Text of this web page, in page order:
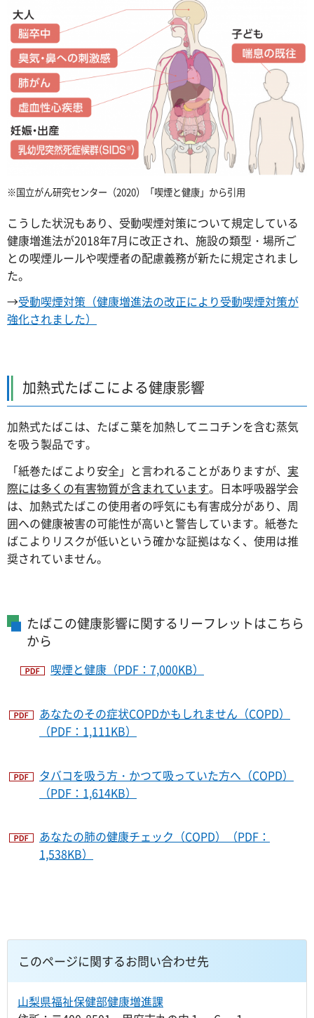
※国立がん研究センター（2020）「喫煙と健康」から引用
こうした状況もあり、受動喫煙対策について規定している
健康増進法が2018年7月に改正され、施設の類型・場所ご
との喫煙ルールや喫煙者の配慮義務が新たに規定されまし
た。
→受動喫煙対策（健康増進法の改正により受動喫煙対策が
強化されました）
加熱式たばこによる健康影響
加熱式たばこは、たばこ葉を加熱してニコチンを含む蒸気
を吸う製品です。
「紙巻たばこより安全」と言われることがありますが、 実
際には多くの有害物質が含まれています。日本呼吸器学会
は、加熱式たばこの使用者の呼気にも有害成分があり、周
囲への健康被害の可能性が高いと警告しています。紙巻た
ばこよりリスクが低いという確かな証拠はなく、使用は推
奨されていません。
たばこの健康影響に関するリーフレットはこちら
から
喫煙と健康（PDF：7,000KB）
あなたのその症状COPDかもしれません（COPD）
（PDF：1,111KB）
タバコを吸う方・かつて吸っていた方へ（COPD）
（PDF：1,614KB）
あなたの肺の健康チェック（COPD）（PDF：
1,538KB）
このページに関するお問い合わせ先
山梨県福祉保健部健康増進課